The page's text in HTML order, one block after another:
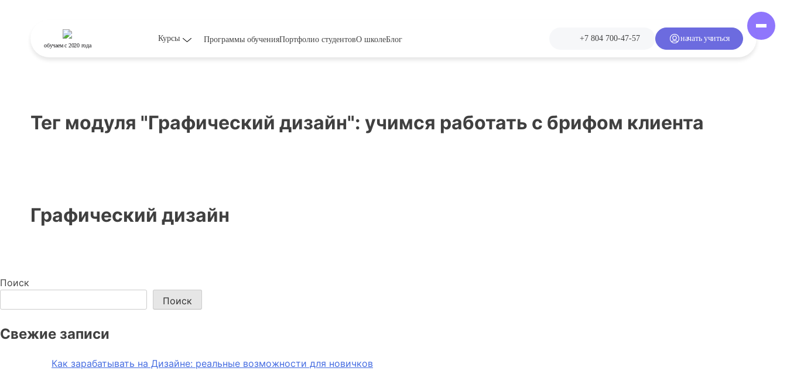
обучаемс 2020 года
Курсы Программы обученияПортфолио студентовО школеБлог +7 804 700-47-57 начать учиться
Тег модуля "Графический дизайн": учимся работать с брифом клиента
Графический дизайн
Поиск
Поиск
Свежие записи
Как зарабатывать на Дизайне: реальные возможности для новичков